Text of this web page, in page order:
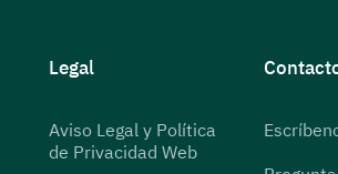
Legal
Aviso Legal y Política
de Privacidad Web